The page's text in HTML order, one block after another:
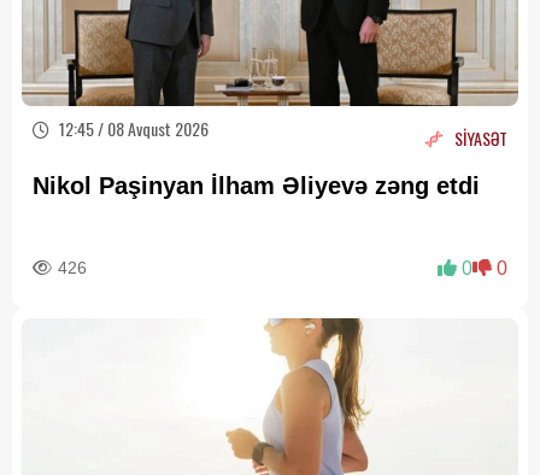
12:45 / 08 Avqust 2026 SİYASƏT
Nikol Paşinyan İlham Əliyevə zəng etdi
426 0 0